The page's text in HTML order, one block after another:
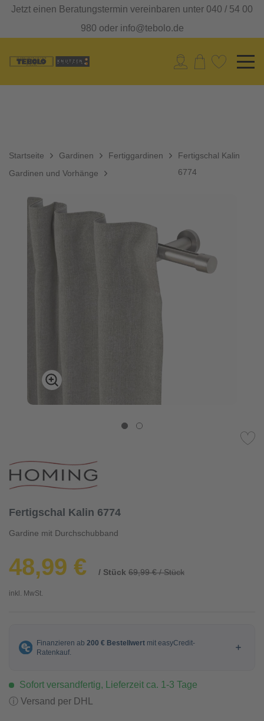
Jetzt einen Beratungstermin vereinbaren unter 040 / 54 00
980 oder info@tebolo.de
Startseite Gardinen
Fertiggardinen
Gardinen und Vorhänge
Fertigschal Kalin
6774
Fertigschal Kalin 6774
Gardine mit Durchschubband
48,99 € / Stück 69,99 € / Stück
inkl. MwSt.
Sofort versandfertig, Lieferzeit ca. 1-3 Tage
ⓘ Versand per DHL